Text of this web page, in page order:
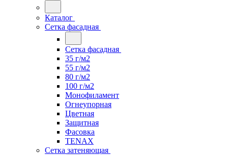
Каталог
Сетка фасадная
Сетка фасадная
35 г/м2
55 г/м2
80 г/м2
100 г/м2
Монофиламент
Огнеупорная
Цветная
Защитная
Фасовка
TENAX
Сетка затеняющая